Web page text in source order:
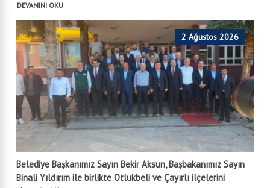
DEVAMINI OKU
2 Ağustos 2026
Belediye Başkanımız Sayın Bekir Aksun, Başbakanımız Sayın
Binali Yıldırım ile birlikte Otlukbeli ve Çayırlı ilçelerini